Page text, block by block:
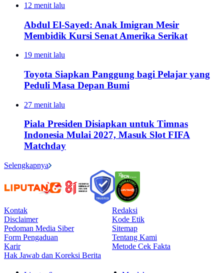
12 menit lalu
Abdul El-Sayed: Anak Imigran Mesir
Membidik Kursi Senat Amerika Serikat
19 menit lalu
Toyota Siapkan Panggung bagi Pelajar yang
Peduli Masa Depan Bumi
27 menit lalu
Piala Presiden Disiapkan untuk Timnas
Indonesia Mulai 2027, Masuk Slot FIFA
Matchday
Selengkapnya
Kontak
Redaksi
Disclaimer
Kode Etik
Pedoman Media Siber
Sitemap
Form Pengaduan
Tentang Kami
Karir
Metode Cek Fakta
Hak Jawab dan Koreksi Berita